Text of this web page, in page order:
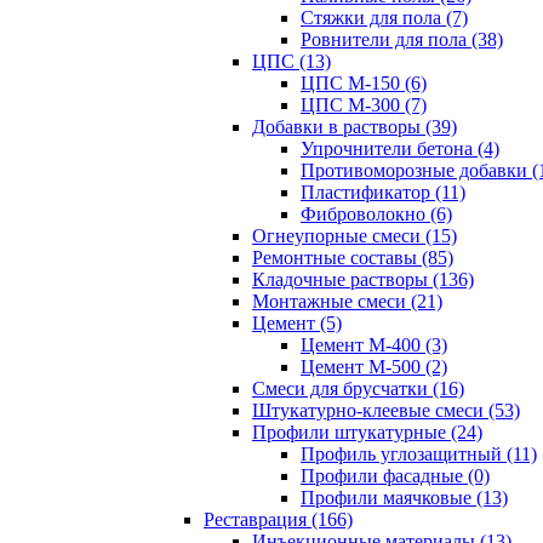
Стяжки для пола (7)
Ровнители для пола (38)
ЦПС (13)
ЦПС М-150 (6)
ЦПС М-300 (7)
Добавки в растворы (39)
Упрочнители бетона (4)
Противоморозные добавки
Пластификатор (11)
Фиброволокно (6)
Огнеупорные смеси (15)
Ремонтные составы (85)
Кладочные растворы (136)
Монтажные смеси (21)
Цемент (5)
Цемент М-400 (3)
Цемент М-500 (2)
Смеси для брусчатки (16)
Штукатурно-клеевые смеси (53)
Профили штукатурные (24)
Профиль углозащитный (11)
Профили фасадные (0)
Профили маячковые (13)
Реставрация (166)